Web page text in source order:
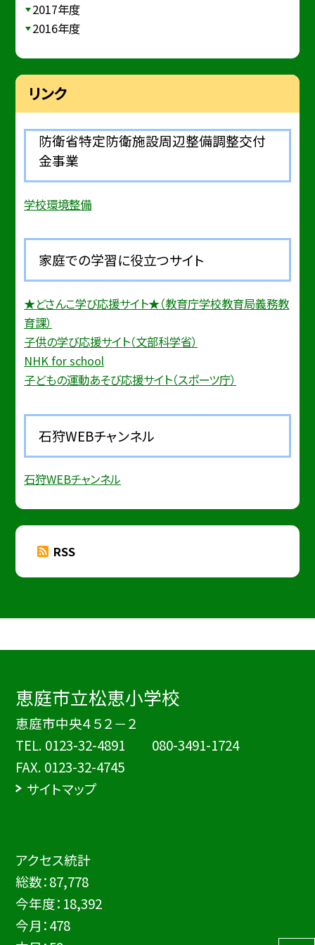
2017年度
2016年度
リンク
防衛省特定防衛施設周辺整備調整交付
金事業
学校環境整備
家庭での学習に役立つサイト
★どさんこ学び応援サイト★（教育庁学校教育局義務教
育課）
子供の学び応援サイト（文部科学省）
NHK for school
子どもの運動あそび応援サイト（スポーツ庁）
石狩WEBチャンネル
石狩WEBチャンネル
RSS
恵庭市立松恵小学校
恵庭市中央４５２－２
TEL. 0123-32-4891 080-3491-1724
FAX. 0123-32-4745
サイトマップ
アクセス統計
総数：87,778
今年度： 18,392
今月：478